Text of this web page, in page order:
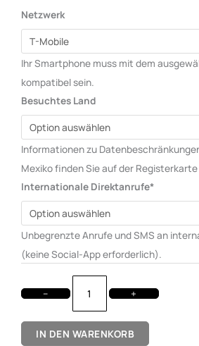
Netzwerk
Ihr Smartphone muss mit dem
kompatibel sein.
Besuchtes Land
Informationen zu
Mexiko finden Sie auf der Registerkarte
Internationale Direktanrufe*
Unbegrenzte Anrufe und SMS an
(keine Social-App erforderlich).
− +
IN DEN WARENKORB